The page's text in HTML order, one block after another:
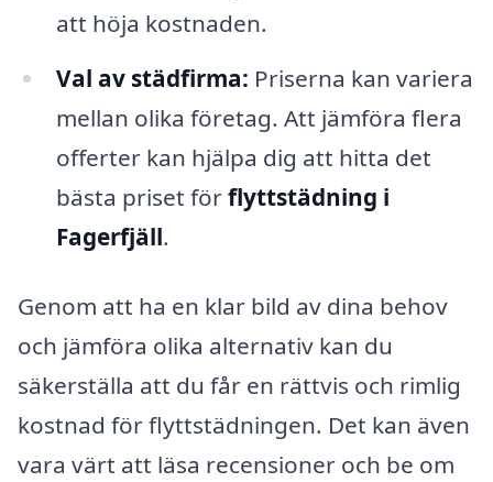
att höja kostnaden.
Val av städfirma: Priserna kan variera
mellan olika företag. Att jämföra flera
offerter kan hjälpa dig att hitta det
bästa priset förflyttstädning i
Fagerfjäll.
Genom att ha en klar bild av dina behov
och jämföra olika alternativ kan du
säkerställa att du får en rättvis och rimlig
kostnad för flyttstädningen. Det kan även
vara värt att läsa recensioner och be om